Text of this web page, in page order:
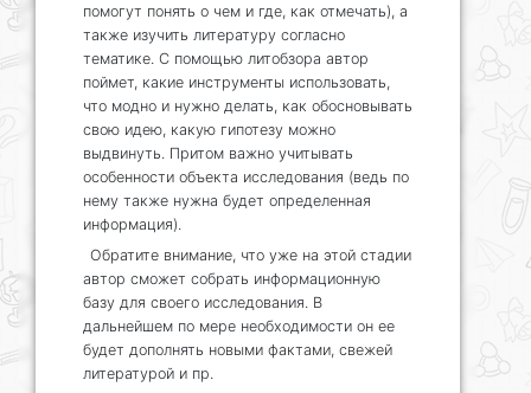
помогут понять о чем и где, как отмечать), а
также изучить литературу согласно
тематике. С помощью литобзора автор
поймет, какие инструменты использовать,
что модно и нужно делать, как обосновывать
свою идею, какую гипотезу можно
выдвинуть. Притом важно учитывать
особенности объекта исследования (ведь по
нему также нужна будет определенная
информация).
Обратите внимание, что уже на этой стадии
автор сможет собрать информационную
базу для своего исследования. В
дальнейшем по мере необходимости он ее
будет дополнять новыми фактами, свежей
литературой и пр.